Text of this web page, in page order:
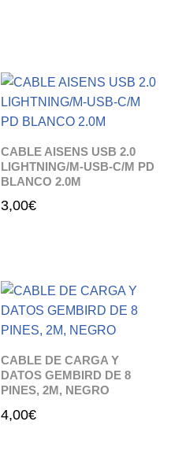
CABLE AISENS USB 2.0
LIGHTNING/M-USB-C/M PD
BLANCO 2.0M
3,00€
CABLE DE CARGA Y
DATOS GEMBIRD DE 8
PINES, 2M, NEGRO
4,00€